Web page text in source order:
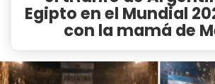
Egipto en el Mundial
con la mamá de